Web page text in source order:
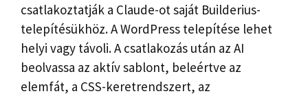
csatlakoztatják a Claude-ot saját Builderius-
telepítésükhöz. A WordPress telepítése lehet
helyi vagy távoli. A csatlakozás után az AI
beolvassa az aktív sablont, beleértve az
elemfát, a CSS-keretrendszert, az